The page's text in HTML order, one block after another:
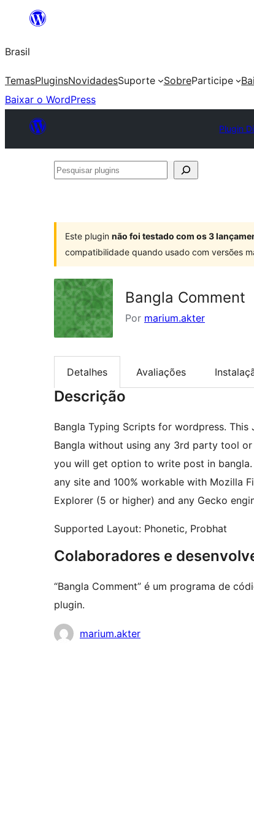
o
conteúdo
Brasil
TemasPluginsNovidadesSuporte SobreParticipe
Baixar o WordPress
Plugin
Pesquisar
Este plugin não foi testado com os 3
compatibilidade quando usado com versões
Bangla Comment
Por marium.akter
Detalhes Avaliações
Descrição
Bangla Typing Scripts for wordpress.
Bangla without using any 3rd party tool
you will get option to write post in
any site and 100% workable with Mozilla
Explorer (5 or higher) and any Gecko
Supported Layout: Phonetic, Probhat
Colaboradores e
“Bangla Comment” é um programa de
plugin.
Colaboradores
marium.akter